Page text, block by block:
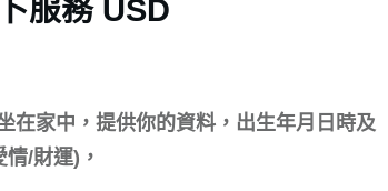
服務 USD
在家中，提供你的資料，出生年月日時及
/財運)，